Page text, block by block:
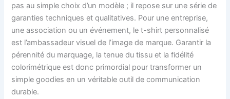
pas au simple choix d’un modèle ; il repose sur une série de
garanties techniques et qualitatives. Pour une entreprise,
une association ou un événement, le t-shirt personnalisé
est l’ambassadeur visuel de l’image de marque. Garantir la
pérennité du marquage, la tenue du tissu et la fidélité
colorimétrique est donc primordial pour transformer un
simple goodies en un véritable outil de communication
durable.